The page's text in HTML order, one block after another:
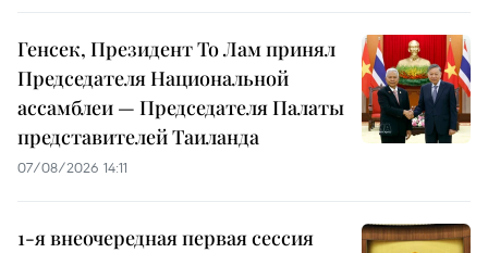
Генсек, Президент То Лам принял
Председателя Национальной
ассамблеи — Председателя Палаты
представителей Таиланда
07/08/2026 14:11
1-я внеочередная первая сессия